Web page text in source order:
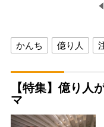
かんち 億り人
【特集】億り人
マ